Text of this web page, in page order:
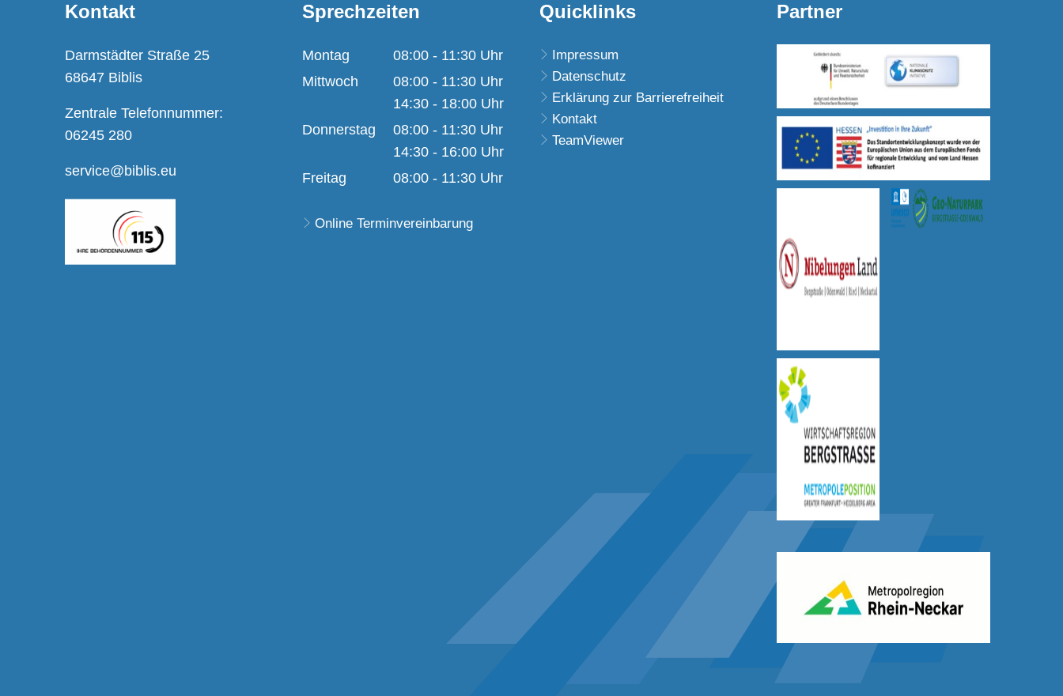
Kontakt
Darmstädter Straße 25
68647 Biblis
Zentrale Telefonnummer:
06245 280
service@biblis.eu
Sprechzeiten
Montag 08:00 - 11:30 Uhr
Von 08:00 bis 11:30 Uhr
Mittwoch 08:00 - 11:30 Uhr
Von 08:00 bis 11:30 Uhr
14:30 - 18:00 Uhr
Von 14:30 bis 18:00 Uhr
Donnerstag 08:00 - 11:30 Uhr
Von 08:00 bis 11:30 Uhr
14:30 - 16:00 Uhr
Von 14:30 bis 16:00 Uhr
Freitag 08:00 - 11:30 Uhr
Online Terminvereinbarung
Quicklinks
Impressum
Datenschutz
Erklärung zur Barrierefreiheit
Kontakt
TeamViewer
Partner